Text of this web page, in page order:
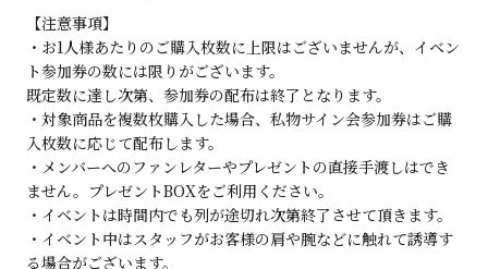
【注意事項】
・お1人様あたりのご購入枚数に上限はございませんが、イベン
ト参加券の数には限りがございます。
既定数に達し次第、参加券の配布は終了となります。
・対象商品を複数枚購入した場合、私物サイン会参加券はご購
入枚数に応じて配布します。
・メンバーへのファンレターやプレゼントの直接手渡しはでき
ません。プレゼントBOXをご利用ください。
・イベントは時間内でも列が途切れ次第終了させて頂きます。
・イベント中はスタッフがお客様の肩や腕などに触れて誘導す
る場合がございます。